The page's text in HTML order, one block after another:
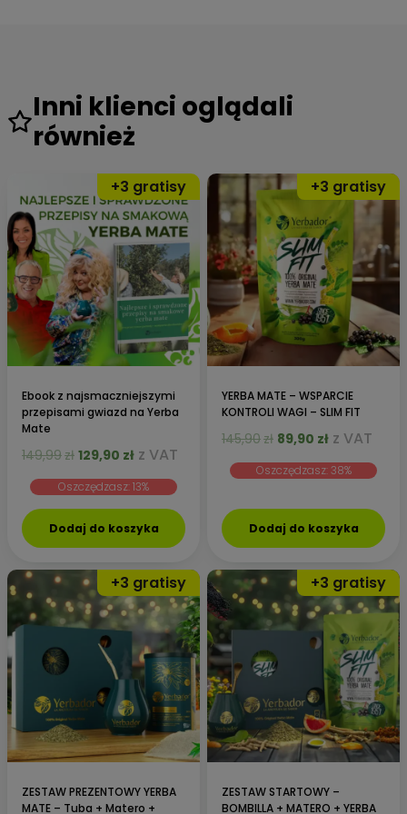
⭐Z ostatniej chwili:
Narodowy Instytut Leków wydał
Certyfikat Jakości dla
Yerbadorw elitarnym programie „Klaster Suplementów
Diety i Produktów Leczniczych „. Państwowy Instytut
Badawczy potwierdził zawartość antyoksydantów.
Jesteśmy nr. 1 w Europie.
– udowodniono czystość farmaceutyczną
–Yerbador wspomaga spalać tłuszczeiwspiera
oczyszczanie,wspiera ochronę DNA.
Jesteśmy dumni, służąc250 000 klientom. Yerbador
otrzymujesz zCertyfikatem Jakości NIL
Wybór tych, którzy nie uznają
kompromisów ⭐
Yerbador to nie tylko najwyższa jakość liści – to społeczność
ponad250 000 świadomych osób, które zamieniły nagłe
Inni klienci oglądali
również
Ebook z najsmaczniejszymi
przepisami gwiazd na Yerba
Mate
149,99zł Pierwotna
wynosiła:
149,99zł.
129,90 złAktualna
wynosi:
129,90zł.
z VAT
Oszczędzasz: 13%
Dodaj do koszyka
YERBA MATE – WSPARCIE
KONTROLI WAGI – SLIM FIT
145,90zł Pierwotna
wynosiła:
89,90 złAktualna
wynosi:
z VAT
Oszczędzasz: 38%
Dodaj do koszyka
ZESTAW PREZENTOWY YERBA
MATE – Tuba + Matero +
ZESTAW STARTOWY –
BOMBILLA + MATERO + YERBA